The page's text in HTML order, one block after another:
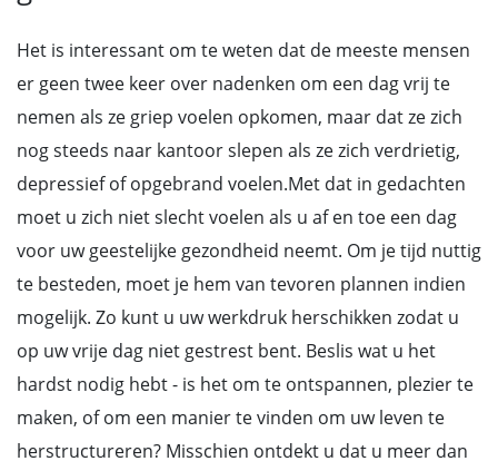
Het is interessant om te weten dat de meeste mensen
er geen twee keer over nadenken om een dag vrij te
nemen als ze griep voelen opkomen, maar dat ze zich
nog steeds naar kantoor slepen als ze zich verdrietig,
depressief of opgebrand voelen.Met dat in gedachten
moet u zich niet slecht voelen als u af en toe een dag
voor uw geestelijke gezondheid neemt. Om je tijd nuttig
te besteden, moet je hem van tevoren plannen indien
mogelijk. Zo kunt u uw werkdruk herschikken zodat u
op uw vrije dag niet gestrest bent. Beslis wat u het
hardst nodig hebt - is het om te ontspannen, plezier te
maken, of om een manier te vinden om uw leven te
herstructureren? Misschien ontdekt u dat u meer dan